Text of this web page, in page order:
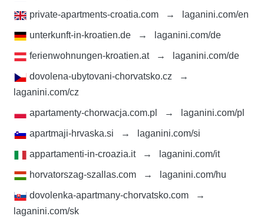
private-apartments-croatia.com → laganini.com/en
unterkunft-in-kroatien.de → laganini.com/de
ferienwohnungen-kroatien.at → laganini.com/de
dovolena-ubytovani-chorvatsko.cz
→
laganini.com/cz
apartamenty-chorwacja.com.pl → laganini.com/pl
apartmaji-hrvaska.si → laganini.com/si
appartamenti-in-croazia.it → laganini.com/it
horvatorszag-szallas.com → laganini.com/hu
dovolenka-apartmany-chorvatsko.com
→
laganini.com/sk